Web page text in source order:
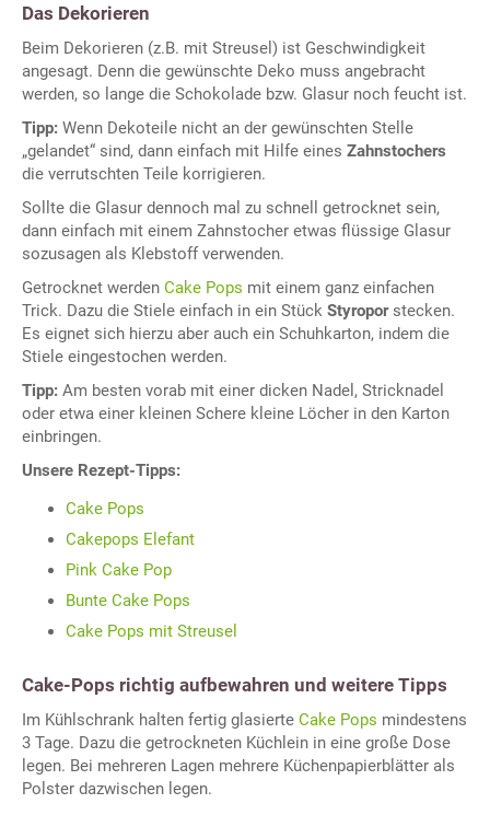
Das Dekorieren
Beim Dekorieren (z.B. mit Streusel) ist Geschwindigkeit
angesagt. Denn die gewünschte Deko muss angebracht
werden, so lange die Schokolade bzw. Glasur noch feucht ist.
Tipp: Wenn Dekoteile nicht an der gewünschten Stelle
„gelandet“ sind, dann einfach mit Hilfe eines Zahnstochers
die verrutschten Teile korrigieren.
Sollte die Glasur dennoch mal zu schnell getrocknet sein,
dann einfach mit einem Zahnstocher etwas flüssige Glasur
sozusagen als Klebstoff verwenden.
Getrocknet werden Cake Pops mit einem ganz einfachen
Trick. Dazu die Stiele einfach in ein Stück Styropor stecken.
Es eignet sich hierzu aber auch ein Schuhkarton, indem die
Stiele eingestochen werden.
Tipp: Am besten vorab mit einer dicken Nadel, Stricknadel
oder etwa einer kleinen Schere kleine Löcher in den Karton
einbringen.
Unsere Rezept-Tipps:
Cake Pops
Cakepops Elefant
Pink Cake Pop
Bunte Cake Pops
Cake Pops mit Streusel
Cake-Pops richtig aufbewahren und weitere Tipps
Im Kühlschrank halten fertig glasierte Cake Pops mindestens
3 Tage. Dazu die getrockneten Küchlein in eine große Dose
legen. Bei mehreren Lagen mehrere Küchenpapierblätter als
Polster dazwischen legen.